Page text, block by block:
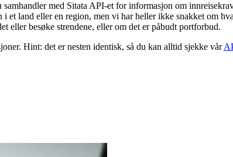
med Sitata API-et for informasjon om
et land eller en region, men vi har heller ikke snakket om
eller besøke strendene, eller om det er påbudt portforbud.
Hint: det er nesten identisk, så du kan alltid sjekke vår